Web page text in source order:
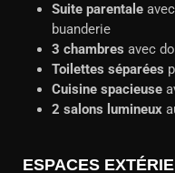
Suite parentale
buanderie
3 chambres avec
Toilettes séparées
Cuisine spacieuse
2 salons lumineux
ESPACES